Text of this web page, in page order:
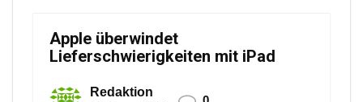
Apple überwindet
Lieferschwierigkeiten mit iPad
Redaktion